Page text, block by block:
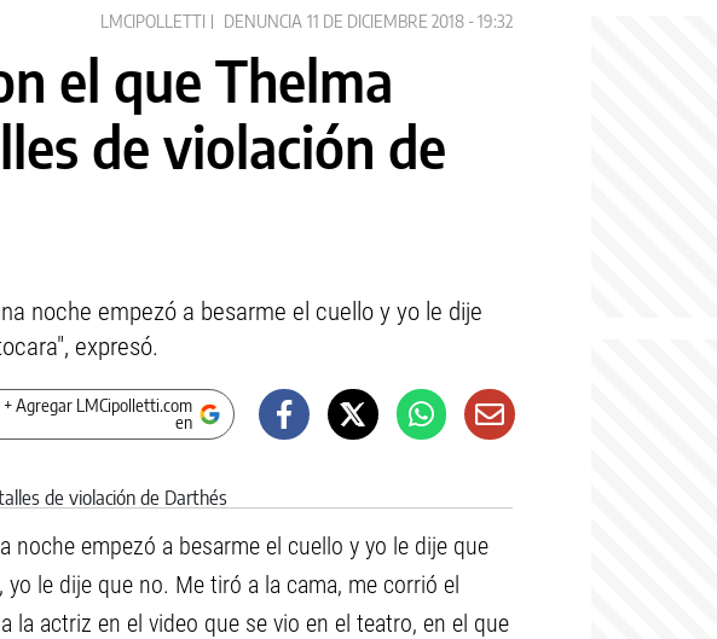
LMCIPOLLETTI DENUNCIA 11 DE DICIEMBRE 2018 - 19:32
el que Thelma
de violación de
noche empezó a besarme el cuello y yo le dije
expresó.
+ Agregar LMCipolletti.com
en
noche empezó a besarme el cuello y yo le dije que
le dije que no. Me tiró a la cama, me corrió el
la actriz en el video que se vio en el teatro, en el que